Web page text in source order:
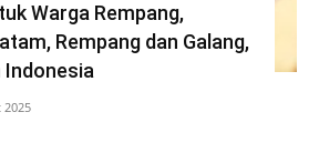
Warga Rempang,
Rempang dan Galang,
Indonesia
2025